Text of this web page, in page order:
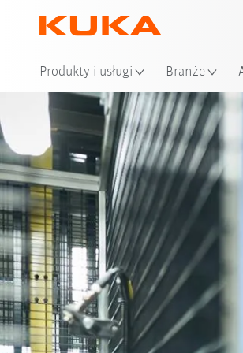
Produkty i usługi Branże